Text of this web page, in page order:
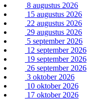
8 augustus 2026
15 augustus 2026
22 augustus 2026
29 augustus 2026
5 september 2026
12 september 2026
19 september 2026
26 september 2026
3 oktober 2026
10 oktober 2026
17 oktober 2026